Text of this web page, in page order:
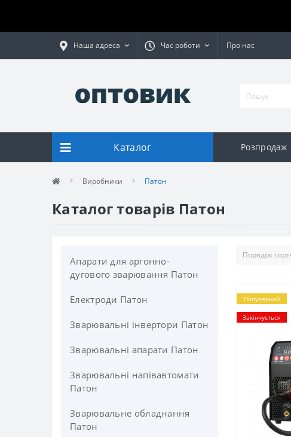
Наша адреса Час роботи Про нас
Каталог Розпродаж
Виробники Патон
Каталог товарів Патон
Апарати для аргонно-
дугового зварювання Патон
Електроди Патон
Зварювальні інвертори Патон
Зварювальні апарати Патон
Зварювальні напівавтомати
Патон
Зварювальне обладнання
Патон
Популярний
Закінчується